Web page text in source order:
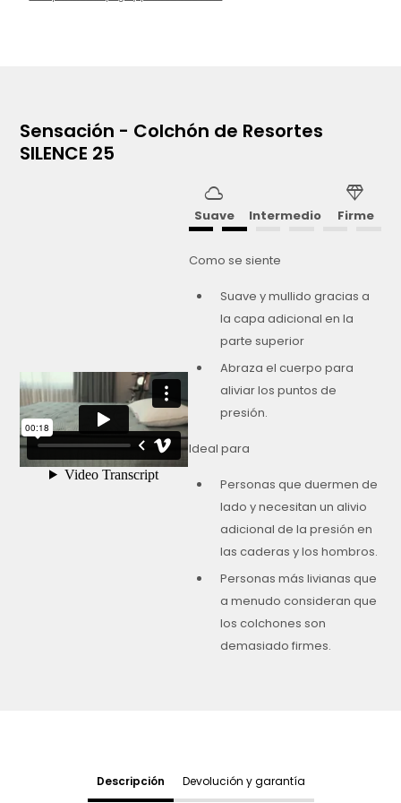
Sensación - Colchón de Resortes
SILENCE 25
cloud
Suave Intermedio
diamond
Firme
Como se siente
Suave y mullido gracias a
la capa adicional en la
parte superior
Abraza el cuerpo para
aliviar los puntos de
presión.
Ideal para
Personas que duermen de
lado y necesitan un alivio
adicional de la presión en
las caderas y los hombros.
Personas más livianas que
a menudo consideran que
los colchones son
demasiado firmes.
Descripción Devolución y garantía